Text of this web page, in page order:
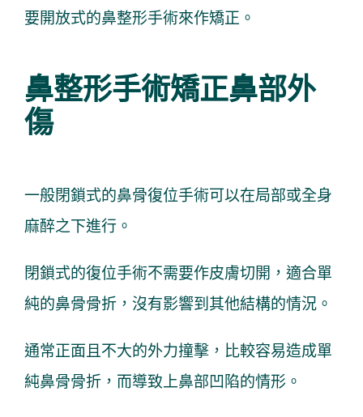
要開放式的鼻整形手術來作矯正。
鼻整形手術矯正鼻部外
傷
一般閉鎖式的鼻骨復位手術可以在局部或全身
麻醉之下進行。
閉鎖式的復位手術不需要作皮膚切開，適合單
純的鼻骨骨折，沒有影響到其他結構的情況。
通常正面且不大的外力撞擊，比較容易造成單
純鼻骨骨折，而導致上鼻部凹陷的情形。